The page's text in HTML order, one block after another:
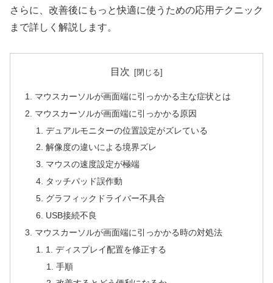
さらに、改善後にもっと快適に使うための応用テクニック
まで詳しく解説します。
目次
マウスカーソルが画面端に引っかかる主な症状とは
マウスカーソルが画面端に引っかかる原因
デュアルモニターの位置設定がズレている
解像度の違いによる境界ズレ
マウスの速度設定が極端
タッチパッド誤作動
グラフィックドライバー不具合
USB接続不良
マウスカーソルが画面端に引っかかる時の対処法
1. ディスプレイ配置を修正する
手順